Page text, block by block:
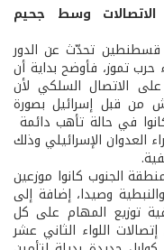
وسط جحيم
قسطنطين تحدّث عن الدور
تموز، فأوضح بداية أن
الاتصال السلكي لأن
من قبل إسرائيل بصورة
في حالة تأهب دائمة
الإسرائيلي وذلك
الجنوب كانوا موزعين
وصيدا، إضافة إلى
توزيع المهام على كل
اللواء الثاني عشر